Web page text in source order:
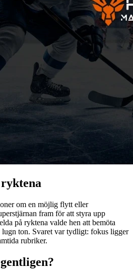
om en möjlig flytt eller
fram för att styra upp
på ryktena valde hen att bemöta
lugn ton. Svaret var tydligt: fokus ligger
rubriker.